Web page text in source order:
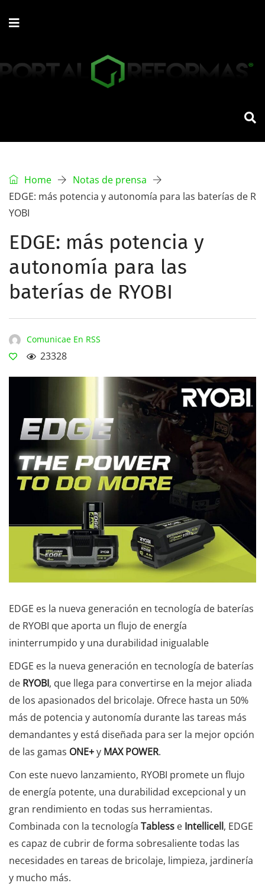
Home
Notas de prensa
EDGE: más potencia y autonomía para las baterías de R
YOBI
EDGE: más potencia y
autonomía para las
baterías de RYOBI
Comunicae En RSS
23328
EDGE es la nueva generación en tecnología de baterías
de RYOBI que aporta un flujo de energía
ininterrumpido y una durabilidad inigualable
EDGE es la nueva generación en tecnología de baterías
de RYOBI, que llega para convertirse en la mejor aliada
de los apasionados del bricolaje. Ofrece hasta un 50%
más de potencia y autonomía durante las tareas más
demandantes y está diseñada para ser la mejor opción
de las gamas ONE+y MAX POWER.
Con este nuevo lanzamiento, RYOBI promete un flujo
de energía potente, una durabilidad excepcional y un
gran rendimiento en todas sus herramientas.
Combinada con la tecnología Tabless e Intellicell, EDGE
es capaz de cubrir de forma sobresaliente todas las
necesidades en tareas de bricolaje, limpieza, jardinería
y mucho más.